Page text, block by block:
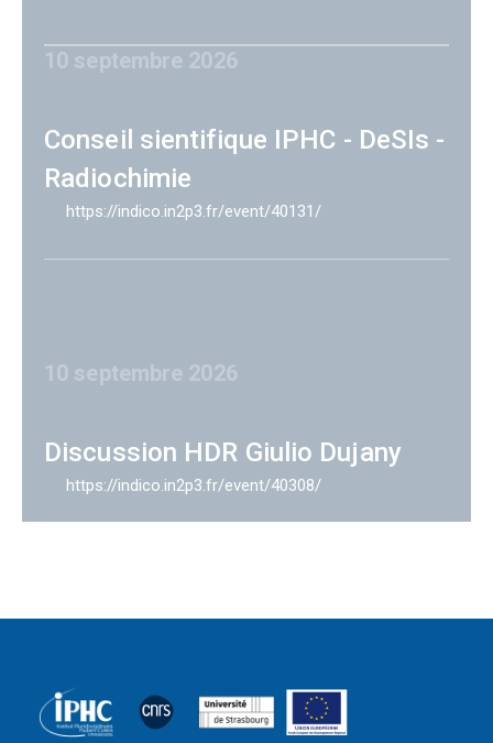
10 septembre 2026
Conseil sientifique IPHC - DeSIs -
Radiochimie
https://indico.in2p3.fr/event/40131/
10 septembre 2026
Discussion HDR Giulio Dujany
https://indico.in2p3.fr/event/40308/